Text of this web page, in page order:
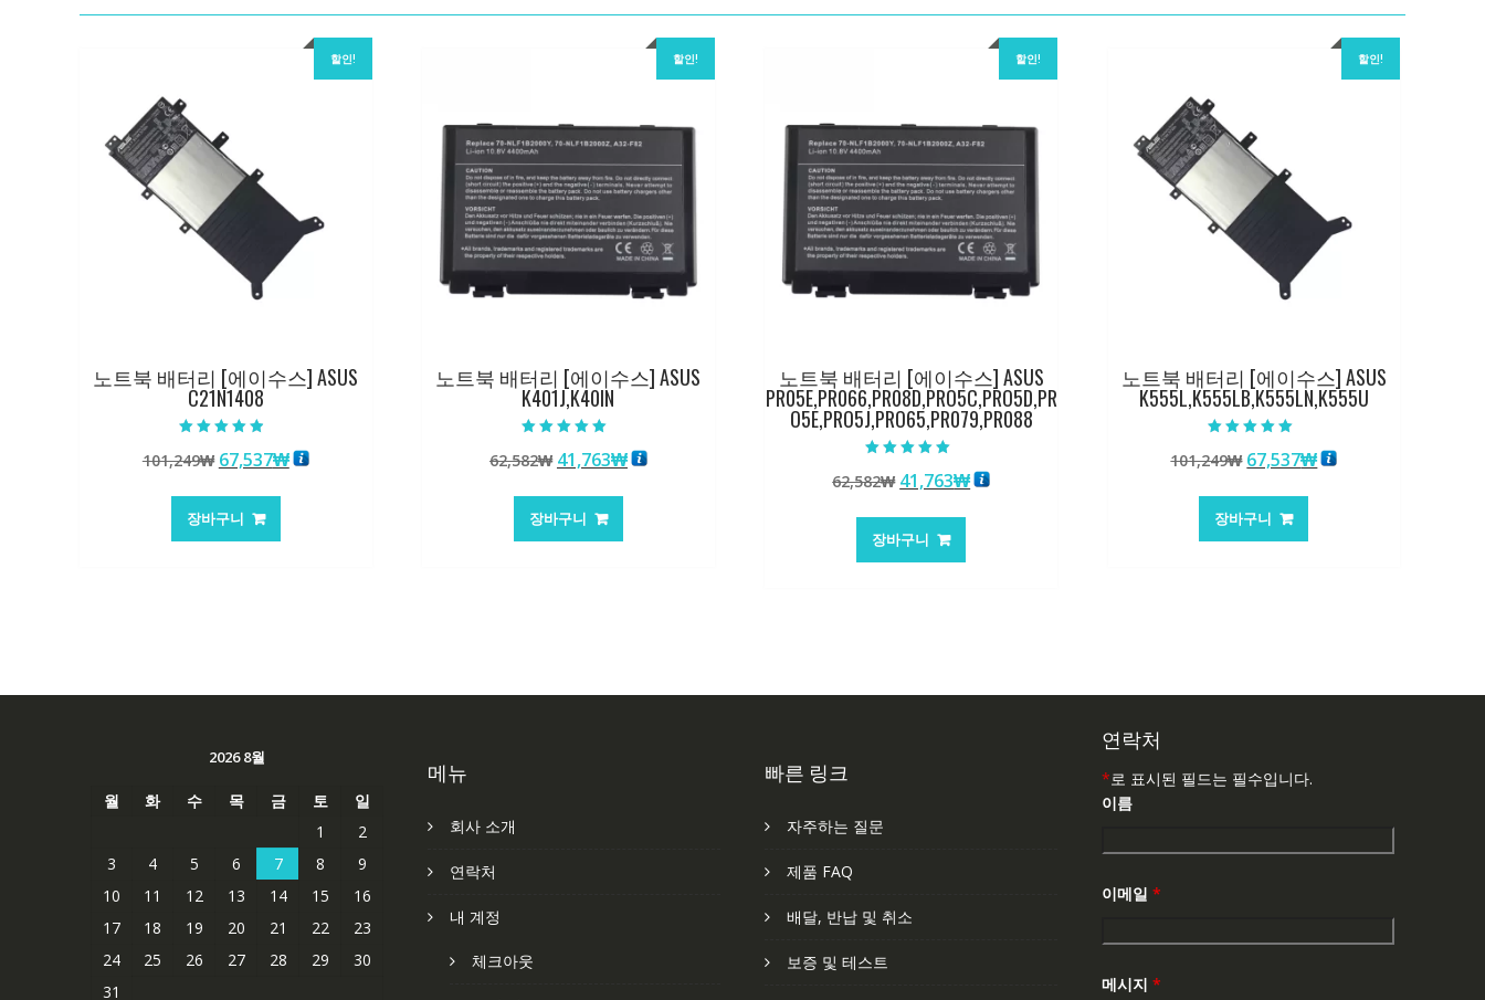
할인!
노트북 배터리 [에이수스] ASUS
C21N1408
4.50
로 평가됨
101,249₩ 원
가
격:
67,537₩현
장바구니
할인!
노트북 배터리 [에이수스] ASUS
K401J,K40IN
5.00
로 평가됨
62,582₩ 원
가
격:
41,763₩현
장바구니
할인!
노트북 배터리 [에이수스] ASUS
PR05E,PR066,PR08D,PRO5C,PRO5D,PR
O5E,PRO5J,PRO65,PR079,PR088
5.00
로 평가됨
62,582₩ 원
가
격:
41,763₩현
장바구니
할인!
노트북 배터리 [에이수스] ASUS
K555L,K555LB,K555LN,K555U
5.00
로 평가됨
101,249₩ 원
가
격:
67,537₩현
장바구니
2026 8월
월 화 수 목 금 토
일
1
2
3
4 5 6 7 8
9
10
11 12 13 14 15
16
17
18 19 20 21 22
23
24
25 26 27 28 29
30
31
메뉴
회사 소개
연락처
내 계정
체크아웃
빠른 링크
자주하는 질문
제품 FAQ
배달, 반납 및 취소
보증 및 테스트
연락처
*로 표시된 필드는 필수입니다.
이름
이메일 *
메시지 *